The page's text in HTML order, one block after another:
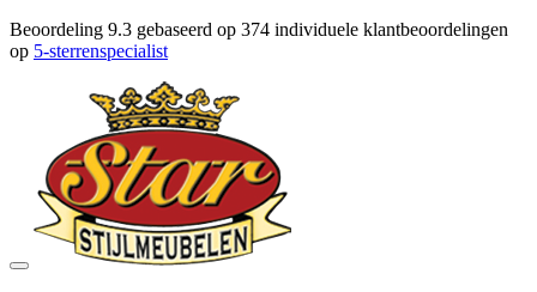
Beoordeling 9.3 gebaseerd op 374 individuele klantbeoordelingen
op 5-sterrenspecialist
Toggle